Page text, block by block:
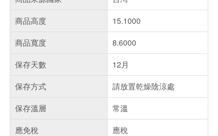
商品高度
15.1000
商品寬度
8.6000
保存天數
12月
保存方式
請放置乾燥陰涼處
保存溫層
常溫
應免稅
應稅